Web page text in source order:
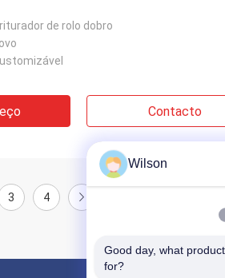
de rolo dobro
Contacto
3 4
Wilson
Good day, what
for?